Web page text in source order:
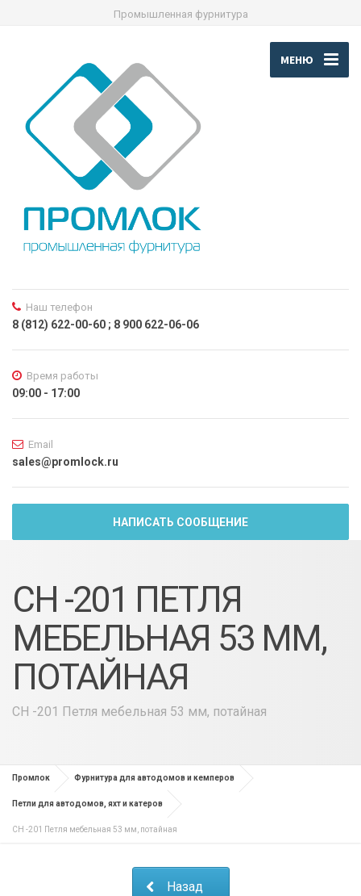
Промышленная фурнитура
МЕНЮ
Наш телефон
8 (812) 622-00-60 ; 8 900 622-06-06
Время работы
09:00 - 17:00
Email
sales@promlock.ru
НАПИСАТЬ СООБЩЕНИЕ
CH -201 ПЕТЛЯ
МЕБЕЛЬНАЯ 53 ММ,
ПОТАЙНАЯ
CH -201 Петля мебельная 53 мм, потайная
Промлок Фурнитура для автодомов и кемперов
Петли для автодомов, яхт и катеров
CH -201 Петля мебельная 53 мм, потайная
Назад